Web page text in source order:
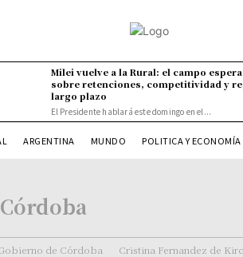
Milei vuelve a la Rural: el campo
sobre retenciones, competitividad y
largo plazo
El Presidente hablará este domingo en el...
ARGENTINA MUNDO POLITICA Y ECONOMÍA
de Córdoba Cristina Fernandez de